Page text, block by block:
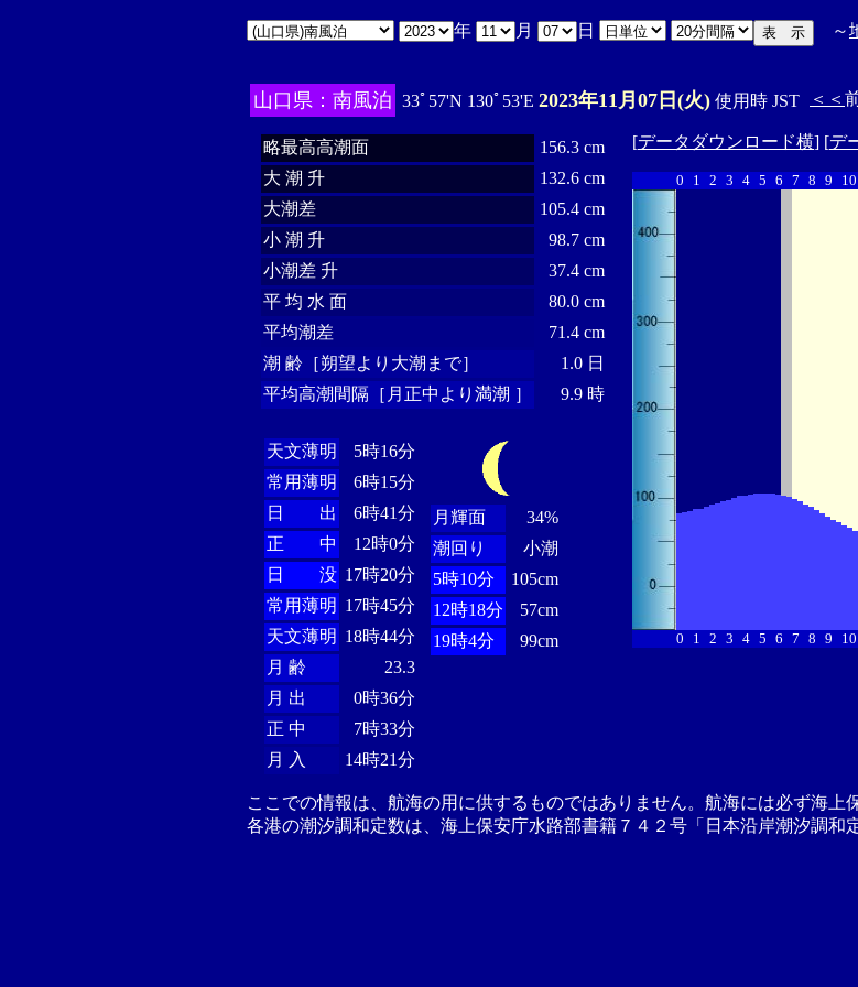
年 月 日 ～
山口県：南風泊 33ﾟ57'N 130ﾟ53'E 2023年11月07日(火) 使用時 JST ＜＜
略最高高潮面
156.3 cm
大 潮 升
132.6 cm
大潮差
105.4 cm
小 潮 升
98.7 cm
小潮差 升
37.4 cm
平 均 水 面
80.0 cm
平均潮差
71.4 cm
潮 齢［朔望より大潮まで］
1.0 日
平均高潮間隔［月正中より満潮 ］
9.9 時
天文薄明
5時16分
常用薄明
6時15分
日 出
6時41分
正 中
12時0分
日 没 17時20分
常用薄明 17時45分
天文薄明 18時44分
月 齢
23.3
月 出
0時36分
正 中
7時33分
月 入
14時21分
月輝面
34%
潮回り
小潮
5時10分
105cm
12時18分
57cm
19時4分
99cm
[データダウンロード横] [デ
0 1 2 3 4 5 6 7 8 9 10
0 1 2 3 4 5 6 7 8 9 10
ここでの情報は、航海の用に供するものではありません。航海には必ず海上
各港の潮汐調和定数は、海上保安庁水路部書籍７４２号「日本沿岸潮汐調和